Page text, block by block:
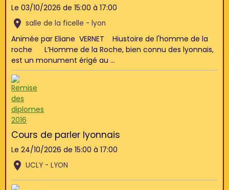
Le 03/10/2026 de 15:00 à 17:00
salle de la ficelle - lyon
Animée par Eliane VERNET Hiustoire de l'homme de la
roche L’Homme de la Roche, bien connu des lyonnais,
est un monument érigé au ...
Cours de parler lyonnais
Le 24/10/2026 de 15:00 à 17:00
UCLY - LYON